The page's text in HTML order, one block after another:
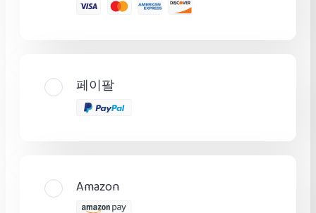
페이팔
Amazon